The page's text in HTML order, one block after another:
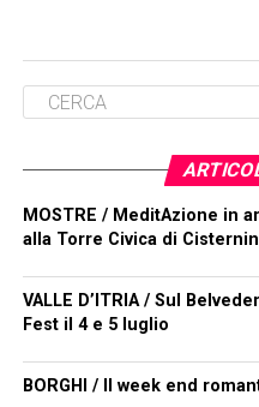
MOSTRE / MeditAzione in
alla Torre Civica di
VALLE D’ITRIA / Sul
Fest il 4 e 5 luglio
BORGHI / Il week end